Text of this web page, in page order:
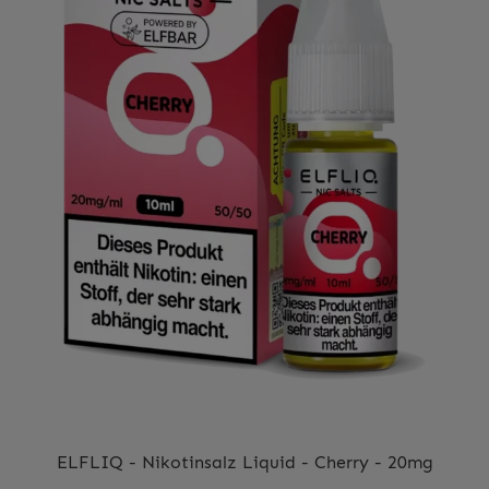
Egal ob Sie ein erfahrener Dampfer oder ein Neuling im
Dampfer Kosmus ist.
ELFLIQ - Nikotinsalz Liquid - Cherry - 20mg